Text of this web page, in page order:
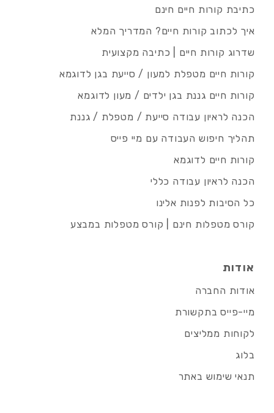
כתיבת קורות חיים חינם
איך לכתוב קורות חיים? המדריך המלא
שדרוג קורות חיים | כתיבה מקצועית
קורות חיים מטפלת למעון / סייעת בגן לדוגמא
קורות חיים גננת בגן ילדים / מעון לדוגמא
הכנה לראיון עבודה סייעת / מטפלת / גננת
תהליך חיפוש העבודה עם מיי פייס
קורות חיים לדוגמא
הכנה לראיון עבודה כללי
כל הסיבות לפנות אלינו
קורס מטפלות חינם | קורס מטפלות במבצע
אודות
אודות החברה
מיי-פייס בתקשורת
לקוחות ממליצים
בלוג
תנאי שימוש באתר